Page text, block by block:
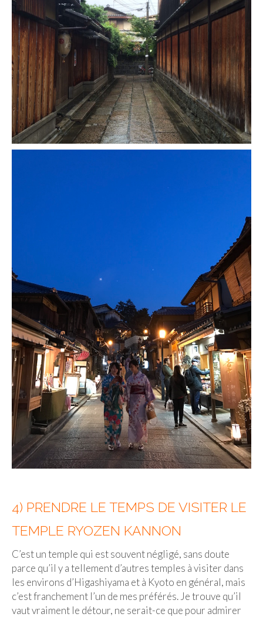
4) PRENDRE LE TEMPS DE VISITER LE
TEMPLE RYOZEN KANNON
C’est un temple qui est souvent négligé, sans doute
parce qu’il y a tellement d’autres temples à visiter dans
les environs d’Higashiyama et à Kyoto en général, mais
c’est franchement l’un de mes préférés. Je trouve qu’il
vaut vraiment le détour, ne serait-ce que pour admirer